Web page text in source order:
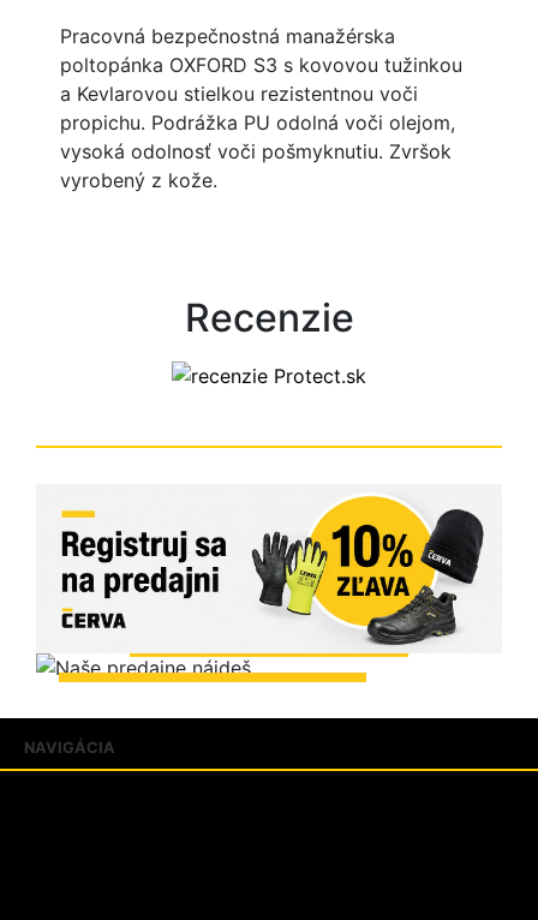
Pracovná bezpečnostná manažérska
poltopánka OXFORD S3 s kovovou tužinkou
a Kevlarovou stielkou rezistentnou voči
propichu. Podrážka PU odolná voči olejom,
vysoká odolnosť voči pošmyknutiu. Zvršok
vyrobený z kože.
Recenzie
NAVIGÁCIA